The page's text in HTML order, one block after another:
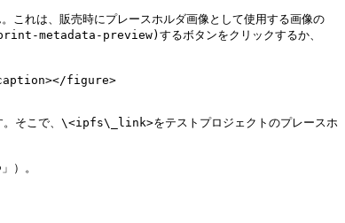
これは、販売時にプレースホルダ画像として使用する画像の
metadata-preview)するボタンをクリックするか、
figure>
こで、\<ipfs\_link>をテストプロジェクトのプレースホ
）。